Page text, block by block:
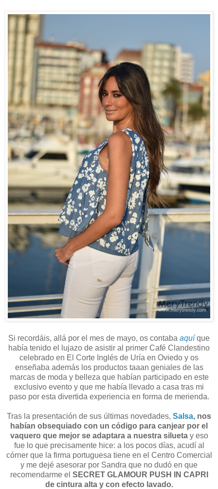
Si recordáis, allá por el mes de mayo, os contaba aquí que
había tenido el lujazo de asistir al primer Café Clandestino
celebrado en El Corte Inglés de Uría en Oviedo y os
enseñaba además los productos taaan geniales de las
marcas de moda y belleza que habían participado en este
exclusivo evento y que me había llevado a casa tras mi
paso por esta divertida experiencia en forma de merienda.
Tras la presentación de sus últimas novedades, Salsa, nos
habían obsequiado con un código para canjear por el
vaquero que mejor se adaptara a nuestra siluetay eso
fue lo que precisamente hice: a los pocos días, acudí al
córner que la firma portuguesa tiene en el Centro Comercial
y me dejé asesorar por Sandra que no dudó en que
recomendarme el SECRET GLAMOUR PUSH IN CAPRI
de cintura alta y con efecto lavado.